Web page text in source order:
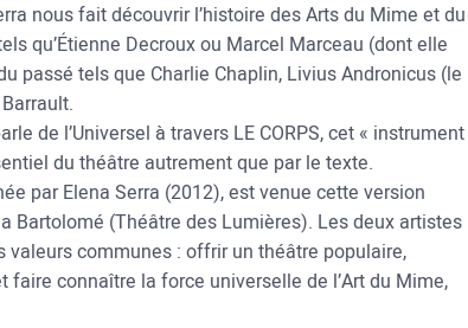
nous fait découvrir l’histoire des Arts du Mime et du
qu’Étienne Decroux ou Marcel Marceau (dont elle
passé tels que Charlie Chaplin, Livius Andronicus (le
de l’Universel à travers LE CORPS, cet « instrument
du théâtre autrement que par le texte.
par Elena Serra (2012), est venue cette version
Bartolomé (Théâtre des Lumières). Les deux artistes
communes : offrir un théâtre populaire,
connaître la force universelle de l’Art du Mime,